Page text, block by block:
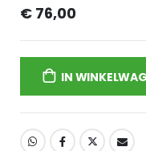
€ 76,00
IN